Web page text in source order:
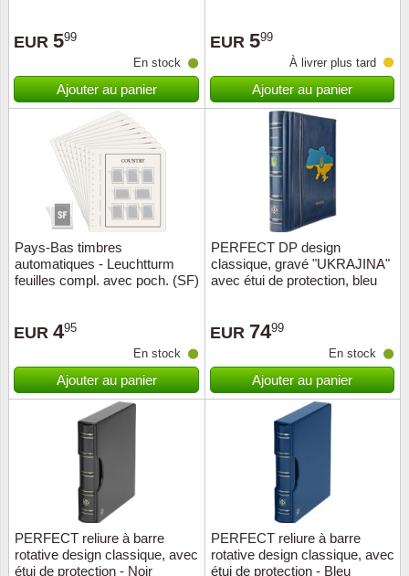
EUR 599
En stock
Ajouter au panier
EUR 599
À livrer plus tard
Ajouter au panier
Pays-Bas timbres
automatiques - Leuchtturm
feuilles compl. avec poch. (SF)
EUR 495
En stock
Ajouter au panier
PERFECT DP design
classique, gravé "UKRAJINA"
avec étui de protection, bleu
EUR 7499
En stock
Ajouter au panier
PERFECT reliure à barre
rotative design classique, avec
étui de protection - Noir
PERFECT reliure à barre
rotative design classique, avec
étui de protection - Bleu
Etats-